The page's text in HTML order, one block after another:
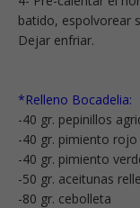
batido, espolvorear
Dejar enfriar.
*Relleno Bocadelia:
-40 gr. pepinillos
-40 gr. pimiento rojo
-40 gr. pimiento
-50 gr. aceitunas
-80 gr. cebolleta